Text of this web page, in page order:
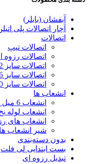
آبفشان (بابلر)
آچار اتصالات پلی
اتصالات
اتصالات تیپ
اتصالات رزوه
اتصالات سایز 12
اتصالات سایز 16
اتصالات سایز 20
انشعاب ها
انشعاب 6 میل و مه پاش ها
انشعاب لوله
انشعاب های
شیر انشعاب ها
بدون دسته‌بندی
بست ابتدایی لی فلت
تبدیل رزوه ای